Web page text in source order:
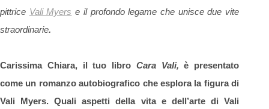
pittrice Vali Myers e il profondo legame che unisce due vite
straordinarie.
Carissima Chiara, il tuo libro Cara Vali, è presentato
come un romanzo autobiografico che esplora la figura di
Vali Myers. Quali aspetti della vita e dell’arte di Vali